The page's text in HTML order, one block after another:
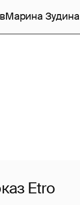
Марина Зудина
Etro